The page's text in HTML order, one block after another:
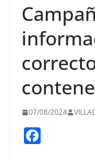
07/08/2024